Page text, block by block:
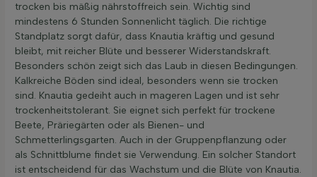
trocken bis mäßig nährstoffreich sein. Wichtig sind
mindestens 6 Stunden Sonnenlicht täglich. Die richtige
Standplatz sorgt dafür, dass Knautia kräftig und gesund
bleibt, mit reicher Blüte und besserer Widerstandskraft.
Besonders schön zeigt sich das Laub in diesen Bedingungen.
Kalkreiche Böden sind ideal, besonders wenn sie trocken
sind. Knautia gedeiht auch in mageren Lagen und ist sehr
trockenheitstolerant. Sie eignet sich perfekt für trockene
Beete, Präriegärten oder als Bienen- und
Schmetterlingsgarten. Auch in der Gruppenpflanzung oder
als Schnittblume findet sie Verwendung. Ein solcher Standort
ist entscheidend für das Wachstum und die Blüte von Knautia.